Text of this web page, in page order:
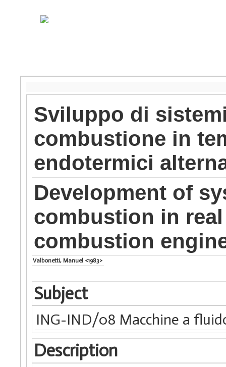
Sviluppo di
combustione in
endotermici
Development of
combustion in
combustion
Valbonetti, Manuel <1983>
Subject
ING-IND/08 Macchine a
Description